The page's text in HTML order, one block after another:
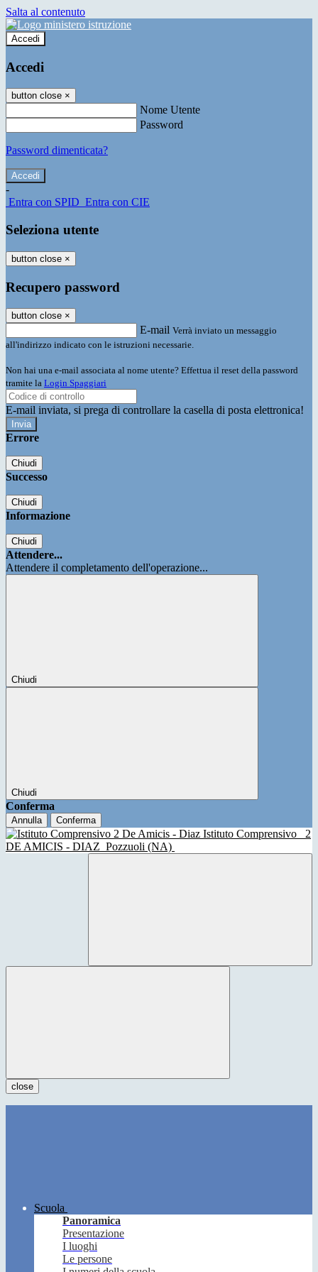
Salta al contenuto
Accedi
Accedi
button close ×
Nome Utente
Password
Password dimenticata?
-
Entra con SPID Entra con CIE
Seleziona utente
button close ×
Recupero password
button close ×
E-mail Verrà inviato un messaggio
all'indirizzo indicato con le istruzioni necessarie.
Non hai una e-mail associata al nome utente? Effettua il reset della password
tramite la Login Spaggiari
E-mail inviata, si prega di controllare la casella di posta elettronica!
Errore
Chiudi
Successo
Chiudi
Informazione
Chiudi
Attendere...
Attendere il completamento dell'operazione...
Chiudi
Chiudi
Conferma
Annulla Conferma
Istituto Comprensivo
2
DE AMICIS - DIAZ Pozzuoli (NA)
close
Scuola
Panoramica
Presentazione
I luoghi
Le persone